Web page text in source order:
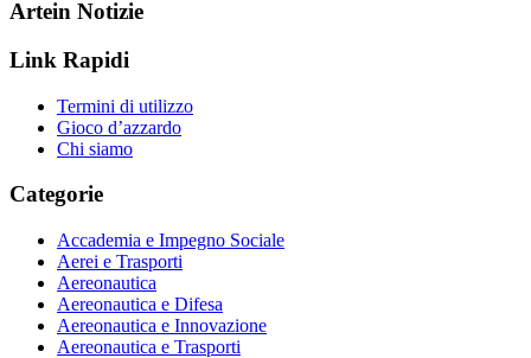
Artein Notizie
Link Rapidi
Termini di utilizzo
Gioco d’azzardo
Chi siamo
Categorie
Accademia e Impegno Sociale
Aerei e Trasporti
Aereonautica
Aereonautica e Difesa
Aereonautica e Innovazione
Aereonautica e Trasporti